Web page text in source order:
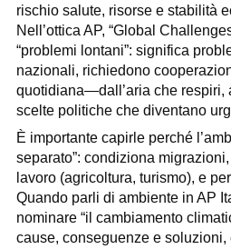
rischio salute, risorse e stabilità
Nell’ottica AP, “Global
“problemi lontani”: significa
nazionali, richiedono
quotidiana—dall’aria che respiri,
scelte politiche che diventano
È importante capirle perché
separato”: condiziona
lavoro (agricoltura, turismo), e
Quando parli di ambiente in AP
nominare “il cambiamento
cause, conseguenze e soluzioni,